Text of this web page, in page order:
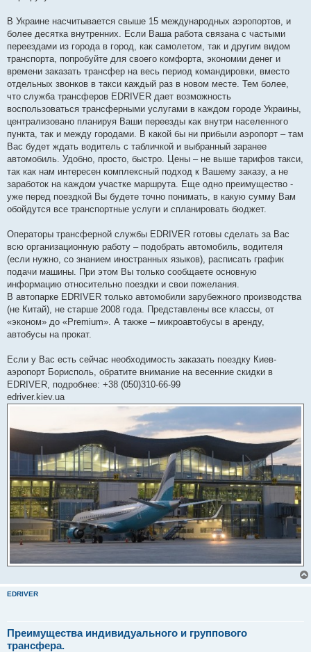
н
я
В Украине насчитывается свыше 15 международных аэропортов, и
более десятка внутренних. Если Ваша работа связана с частыми
переездами из города в город, как самолетом, так и другим видом
транспорта, попробуйте для своего комфорта, экономии денег и
времени заказать трансфер на весь период командировки, вместо
отдельных звонков в такси каждый раз в новом месте. Тем более,
что служба трансферов EDRIVER дает возможность
воспользоваться трансферными услугами в каждом городе Украины,
централизовано планируя Ваши переезды как внутри населенного
пункта, так и между городами. В какой бы ни прибыли аэропорт – там
Вас будет ждать водитель с табличкой и выбранный заранее
автомобиль. Удобно, просто, быстро. Цены – не выше тарифов такси,
так как нам интересен комплексный подход к Вашему заказу, а не
заработок на каждом участке маршрута. Еще одно преимущество -
уже перед поездкой Вы будете точно понимать, в какую сумму Вам
обойдутся все транспортные услуги и спланировать бюджет.
Операторы трансферной службы EDRIVER готовы сделать за Вас
всю организационную работу – подобрать автомобиль, водителя
(если нужно, со знанием иностранных языков), расписать график
подачи машины. При этом Вы только сообщаете основную
информацию относительно поездки и свои пожелания.
В автопарке EDRIVER только автомобили зарубежного производства
(не Китай), не старше 2008 года. Представлены все классы, от
«эконом» до «Premium». А также – микроавтобусы в аренду,
автобусы на прокат.
Если у Вас есть сейчас необходимость заказать поездку Киев-
аэропорт Борисполь, обратите внимание на весенние скидки в
EDRIVER, подробнее: +38 (050)310-66-99
edriver.kiev.ua
EDRIVER
Преимущества индивидуального и группового
трансфера.